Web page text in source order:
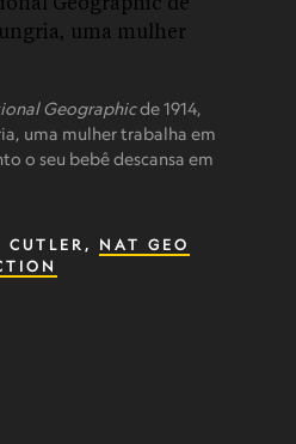
Geographicde 1914,
uma mulher trabalha em
o seu bebê descansa em
CUTLER, NAT GEO